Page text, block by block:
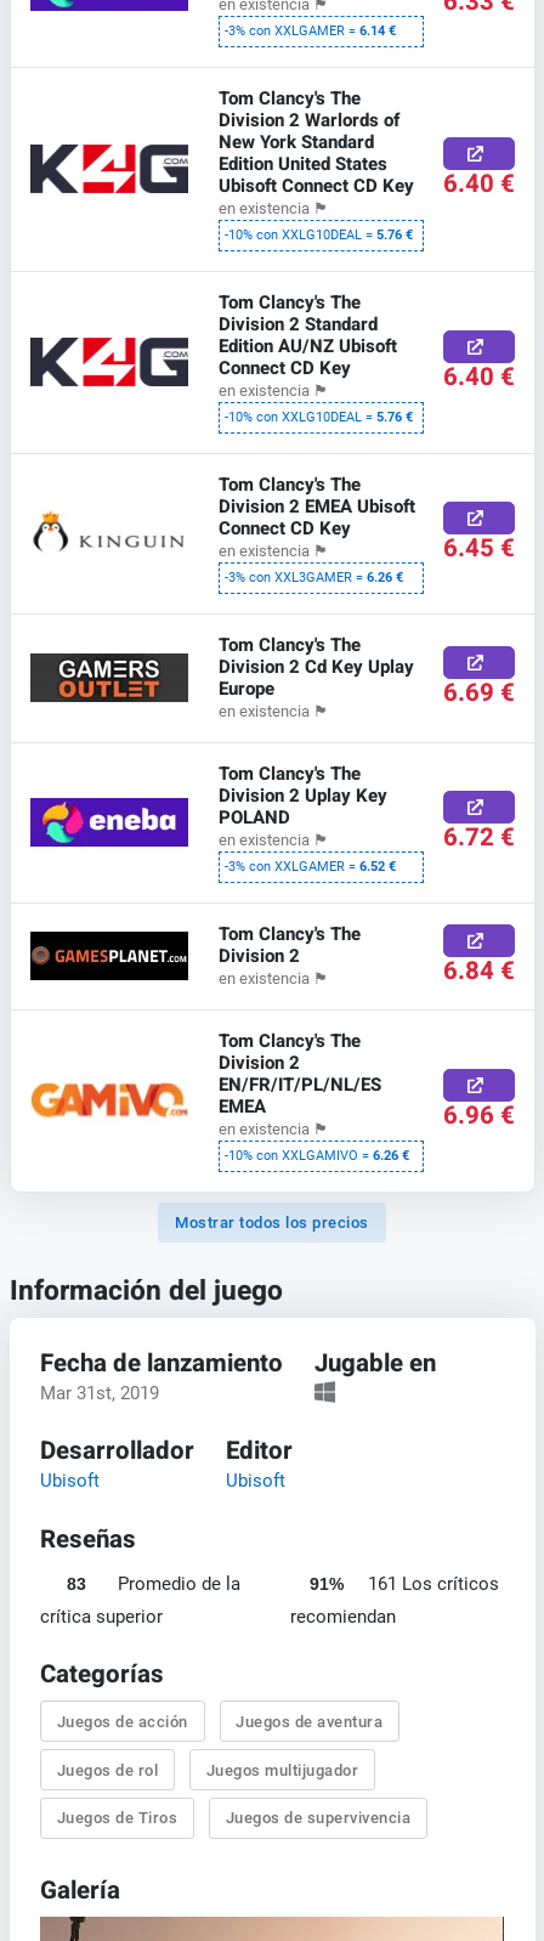
en existencia 🏴
-3% con XXLGAMER =6.14 €
Tom Clancy's The
Division 2 Warlords of
New York Standard
Edition United States
Ubisoft Connect CD Key
en existencia 🏴
-10% con XXLG10DEAL =5.76 €
6.40 €
Tom Clancy's The
Division 2 Standard
Edition AU/NZ Ubisoft
Connect CD Key
en existencia 🏴
-10% con XXLG10DEAL =5.76 €
6.40 €
Tom Clancy's The
Division 2 EMEA Ubisoft
Connect CD Key
en existencia 🏴
-3% con XXL3GAMER =6.26 €
6.45 €
Tom Clancy's The
Division 2 Cd Key Uplay
Europe
en existencia 🏴 6.69 €
Tom Clancy's The
Division 2 Uplay Key
POLAND
en existencia 🏴
-3% con XXLGAMER =6.52 €
6.72 €
Tom Clancy's The
Division 2
en existencia 🏴 6.84 €
Tom Clancy's The
Division 2
EN/FR/IT/PL/NL/ES
EMEA
en existencia 🏴
-10% con XXLGAMIVO =6.26 €
6.96 €
Mostrar todos los precios
Información del juego
Fecha de lanzamiento
Mar 31st, 2019
Jugable en
Desarrollador
Ubisoft
Editor
Ubisoft
Reseñas
83
Promedio de la
crítica superior
91%
161 Los críticos
recomiendan
Categorías
Juegos de acción Juegos de aventura
Juegos de rol Juegos multijugador
Juegos de Tiros Juegos de supervivencia
Galería